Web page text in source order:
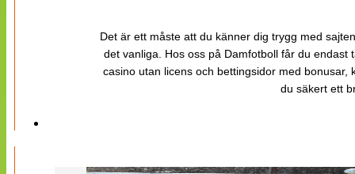
Det är ett måste att du känner dig trygg med
det vanliga. Hos oss på Damfotboll får du
casino utan licens och bettingsidor med
du säkert ett